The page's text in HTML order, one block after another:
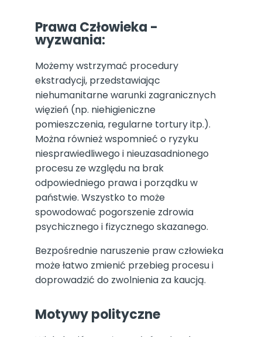
Prawa Człowieka -
wyzwania:
Możemy wstrzymać procedury
ekstradycji, przedstawiając
niehumanitarne warunki zagranicznych
więzień (np. niehigieniczne
pomieszczenia, regularne tortury itp.).
Można również wspomnieć o ryzyku
niesprawiedliwego i nieuzasadnionego
procesu ze względu na brak
odpowiedniego prawa i porządku w
państwie. Wszystko to może
spowodować pogorszenie zdrowia
psychicznego i fizycznego skazanego.
Bezpośrednie naruszenie praw człowieka
może łatwo zmienić przebieg procesu i
doprowadzić do zwolnienia za kaucją.
Motywy polityczne